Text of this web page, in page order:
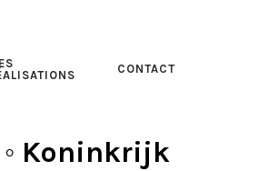
CONTACT
Koninkrijk